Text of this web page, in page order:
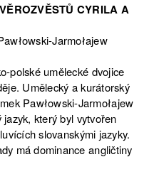
CYRILA A
Jarmołajew
polské umělecké dvojice
Umělecký a kurátorský
Pawłowski-Jarmołajew
který byl vytvořen
slovanskými jazyky.
má dominance angličtiny